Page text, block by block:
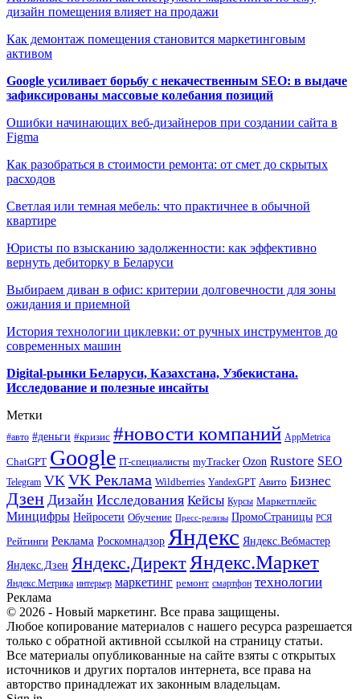
дизайн помещения влияет на продажи
Как демонтаж помещения становится маркетинговым
активом
Google усиливает борьбу с некачественным SEO: в выдаче
зафиксированы массовые колебания позиций
Ошибки начинающих веб-дизайнеров при создании сайта в
Figma
Как разобраться в стоимости ремонта: от смет до скрытых
расходов
Светлая или темная мебель: что практичнее в обычной
квартире
Юристы по взысканию задолженности: как эффективно
вернуть дебиторку в Беларуси
Выбираем диван в офис: критерии долговечности для зоны
ожидания и приемной
История технологии циклевки: от ручных инструментов до
современных машин
Digital-рынки Беларуси, Казахстана, Узбекистана.
Исследование и полезные инсайты
Метки
#авто #деньги #кризис #новости компаний AppMetrica
ChatGPT Google IT-специалисты myTracker Ozon Rustore SEO
Telegram VK VK Реклама Wildberries YandexGPT Авито Бизнес
Дзен Дизайн Исследования Кейсы Курсы Маркетплейс
Минцифры Нейросети Обучение Пресс-релизы ПромоСтраницы РСЯ
Рейтинги Реклама Роскомнадзор Яндекс Яндекс.Вебмастер
Яндекс.Дзен Яндекс.ДиректЯндекс.Маркет
Яндекс.Метрика интерьер маркетинг ремонт смартфон технологии
Реклама
© 2026 - Новый маркетинг. Все права защищены.
Любое копирование материалов с нашего ресурса разрешается
только с обратной активной ссылкой на страницу статьи.
Все материалы опубликованные на сайте взяты с открытых
источников и других порталов интернета, все права на
авторство принадлежат их законным владельцам.